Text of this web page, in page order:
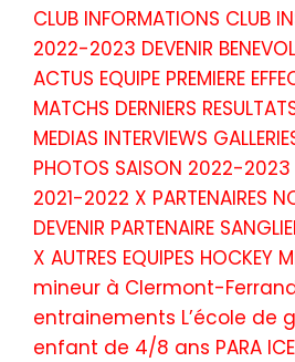
CLUB INFORMATIONS CLUB
2022-2023 DEVENIR
ACTUS EQUIPE PREMIERE
MATCHS DERNIERS
MEDIAS INTERVIEWS
PHOTOS SAISON 2022-2023
2021-2022 X PARTENAIRES
DEVENIR PARTENAIRE
X AUTRES EQUIPES HOCKEY
mineur à Clermont-
entrainements L’école de
enfant de 4/8 ans PARA ICE